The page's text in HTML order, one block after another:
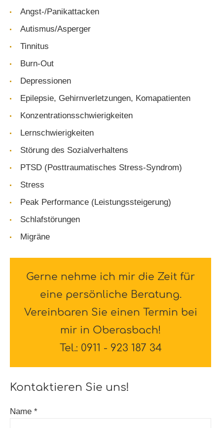
Angst-/Panikattacken
Autismus/Asperger
Tinnitus
Burn-Out
Depressionen
Epilepsie, Gehirnverletzungen, Komapatienten
Konzentrationsschwierigkeiten
Lernschwierigkeiten
Störung des Sozialverhaltens
PTSD (Posttraumatisches Stress-Syndrom)
Stress
Peak Performance (Leistungssteigerung)
Schlafstörungen
Migräne
Gerne nehme ich mir die Zeit für
eine persönliche Beratung.
Vereinbaren Sie einen Termin bei
mir in Oberasbach!
Tel.: 0911 - 923 187 34
Kontaktieren Sie uns!
Name *